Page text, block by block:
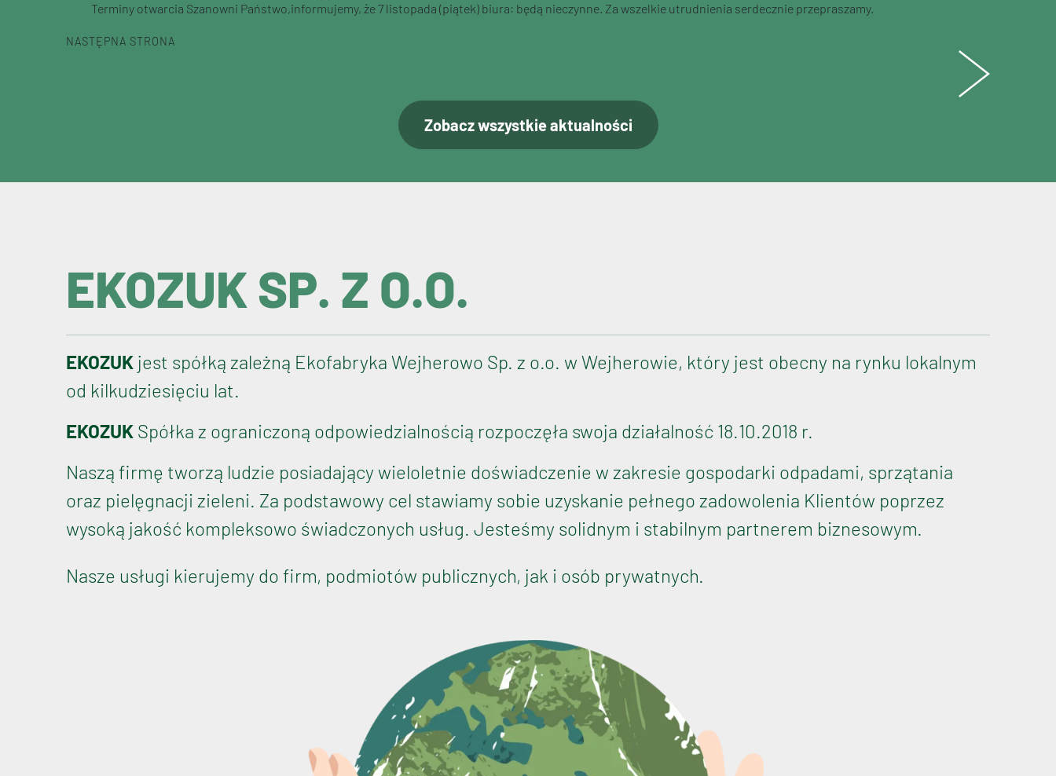
Terminy otwarcia Szanowni Państwo,informujemy, że 7 listopada (piątek) biura: będą nieczynne. Za wszelkie utrudnienia serdecznie przepraszamy.
NASTĘPNA STRONA
Zobacz wszystkie aktualności
EKOZUK SP. Z O.O.
EKOZUK jest spółką zależną Ekofabryka Wejherowo Sp. z o.o. w Wejherowie, który jest obecny na rynku lokalnym
od kilkudziesięciu lat.
EKOZUK Spółka z ograniczoną odpowiedzialnością rozpoczęła swoja działalność 18.10.2018 r.
Naszą firmę tworzą ludzie posiadający wieloletnie doświadczenie w zakresie gospodarki odpadami, sprzątania
oraz pielęgnacji zieleni. Za podstawowy cel stawiamy sobie uzyskanie pełnego zadowolenia Klientów poprzez
wysoką jakość kompleksowo świadczonych usług. Jesteśmy solidnym i stabilnym partnerem biznesowym.
Nasze usługi kierujemy do firm, podmiotów publicznych, jak i osób prywatnych.